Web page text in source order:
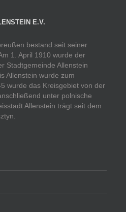
E.V.
bestand seit seiner
1. April 1910 wurde der
Stadtgemeinde Allenstein
Allenstein wurde zum
wurde das Kreisgebiet von der
unter polnische
Allenstein trägt seit dem